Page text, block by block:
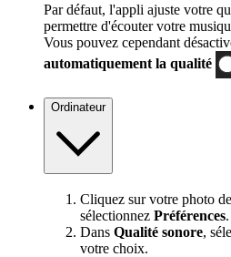
Par défaut, l'appli ajuste votre
permettre d'écouter votre
Vous pouvez cependant
automatiquement la qualité
Ordinateur
Cliquez sur votre photo
sélectionnez Préférences.
Dans Qualité sonore,
votre choix.